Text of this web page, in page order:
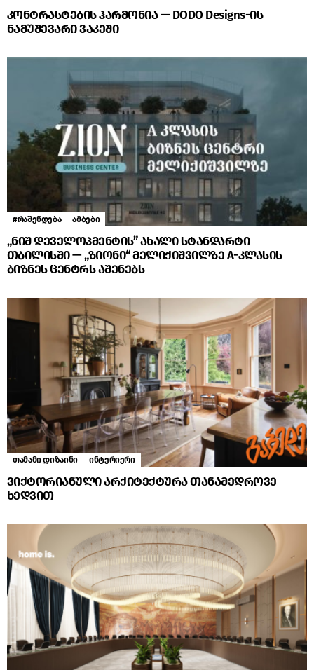
კონტრასტების ჰარმონია — DODO Designs-ის
ნამუშევარი ვაკეში
#რაშენდება ამბები
„ნიშ დეველოპმენტის” ახალი სტანდარტი
თბილისში — „ზიონი“ მელიქიშვილზე A-კლასის
ბიზნეს ცენტრს აშენებს
თამამი დიზაინი ინტერიერი
ვიქტორიანული არქიტექტურა თანამედროვე
ხედვით